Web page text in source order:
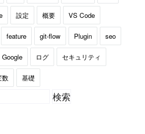
設定 概要 VS Code
feature git-flow Plugin seo
Google ログ セキュリティ
数 基礎